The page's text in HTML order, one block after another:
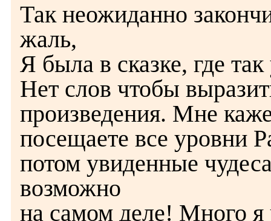
Так неожиданно
жаль,
Я была в сказке, где
Нет слов чтобы
произведения. Мне
посещаете все уровни
потом увиденные
возможно
на самом деле! Много я